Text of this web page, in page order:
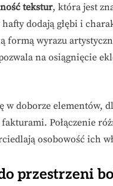
tekstur, która jest
dodają głębi i
formą wyrazu
na osiągnięcie
doborze elementów,
Połączenie
osobowość ich
przestrzeni